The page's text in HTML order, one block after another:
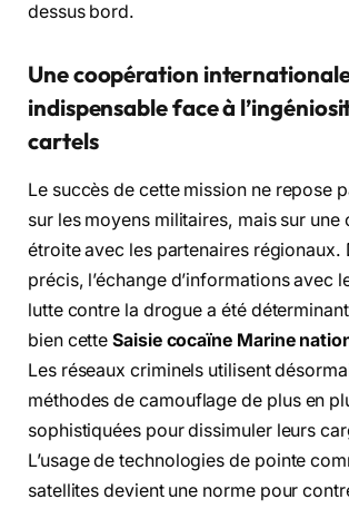
dessus bord.
Une coopération
indispensable face à
cartels
Le succès de cette mission ne repose
sur les moyens militaires, mais sur
étroite avec les partenaires régionaux.
précis, l’échange d’informations avec
lutte contre la drogue a été
bien cetteSaisie cocaïne Marine
Les réseaux criminels utilisent
méthodes de camouflage de plus en
sophistiquées pour dissimuler leurs
L’usage de technologies de pointe
satellites devient une norme pour